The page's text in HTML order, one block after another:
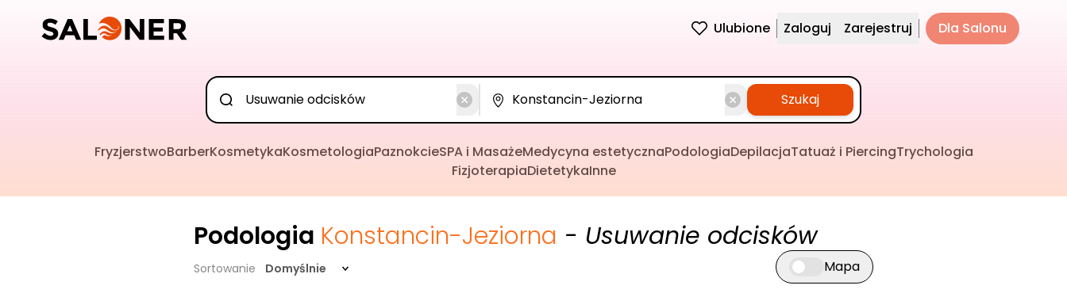
Ulubione Zaloguj Zarejestruj Dla Salonu
Szukaj
FryzjerstwoBarberKosmetykaKosmetologiaPaznokcieSPA i MasażeMedycyna estetycznaPodologiaDepilacjaTatuaż i PiercingTrychologia
FizjoterapiaDietetykaInne
Podologia Konstancin-Jeziorna - Usuwanie odcisków
Sortowanie Domyślnie Przełącz widok mapy
Mapa